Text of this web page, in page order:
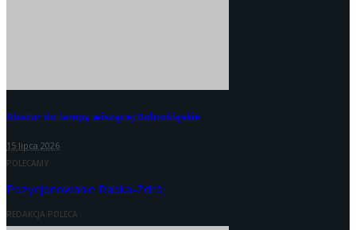
Abażur do lampy wiszącej Dolnośląskie
15 lipca 2026
POLECAMY
Pozycjonowanie Rabka-Zdrój
REDAKCJA POLECA